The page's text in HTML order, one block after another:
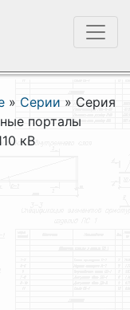
» Серии » Серия
порталы
кВ